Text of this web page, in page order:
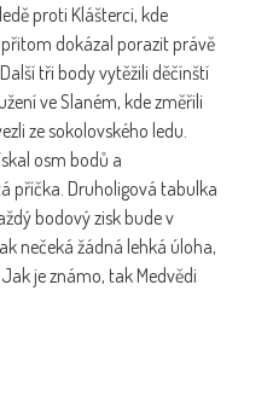
proti Klášterci, kde
dokázal porazit právě
tři body vytěžili děčínští
ve Slaném, kde změřili
ze sokolovského ledu.
osm bodů a
příčka. Druholigová tabulka
bodový zisk bude v
nečeká žádná lehká úloha,
je známo, tak Medvědi